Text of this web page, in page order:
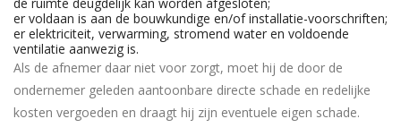
er voldaan is aan de bouwkundige en/of installatie-voorschriften;
er elektriciteit, verwarming, stromend water en voldoende
ventilatie aanwezig is.
Als de afnemer daar niet voor zorgt, moet hij de door de
ondernemer geleden aantoonbare directe schade en redelijke
kosten vergoeden en draagt hij zijn eventuele eigen schade.